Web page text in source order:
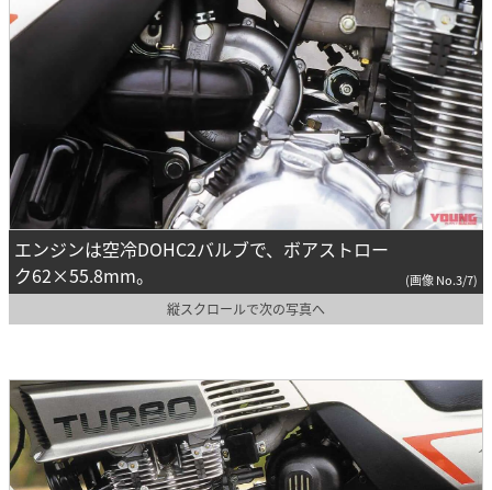
エンジンは空冷DOHC2バルブで、ボアストロー
ク62×55.8mm。
(画像 No.3/7)
縦スクロールで次の写真へ